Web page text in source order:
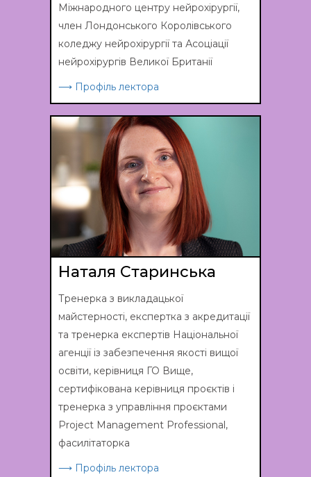
Міжнародного центру нейрохірургії,
член Лондонського Королівського
коледжу нейрохірургії та Асоціації
нейрохірургів Великої Британії
⟶ Профіль лектора
Наталя Старинська
Тренерка з викладацької
майстерності, експертка з акредитації
та тренерка експертів Національної
агенції із забезпечення якості вищої
освіти, керівниця ГО Вище,
сертифікована керівниця проєктів і
тренерка з управління проєктами
Project Management Professional,
фасилітаторка
⟶ Профіль лектора